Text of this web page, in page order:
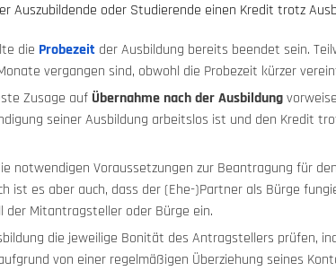
Auszubildende oder Studierende einen Kredit trotz
die Probezeit der Ausbildung bereits beendet sein.
vergangen sind, obwohl die Probezeit kürzer
Zusage auf Übernahmenach der Ausbildung
seiner Ausbildung arbeitslos ist und den Kredit
notwendigen Voraussetzungen zur Beantragung für
ist es aber auch, dass der (Ehe-)Partner als Bürge
der Mitantragsteller oder Bürge ein.
die jeweilige Bonität des Antragstellers prüfen,
von einer regelmäßigen Überziehung seines